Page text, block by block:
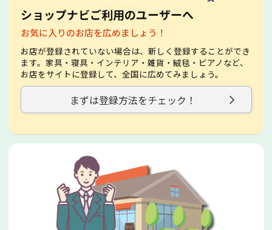
ショップナビご利用のユーザーへ
お気に入りのお店を広めましょう！
お店が登録されていない場合は、新しく登録することができ
ます。家具・寝具・インテリア・雑貨・絨毯・ビアノなど、
お店をサイトに登録して、全国に広めてみましょう。
まずは登録方法をチェック！